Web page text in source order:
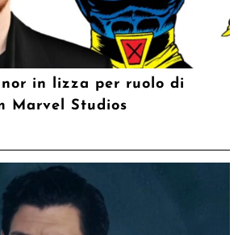
in lizza per ruolo di
Marvel Studios